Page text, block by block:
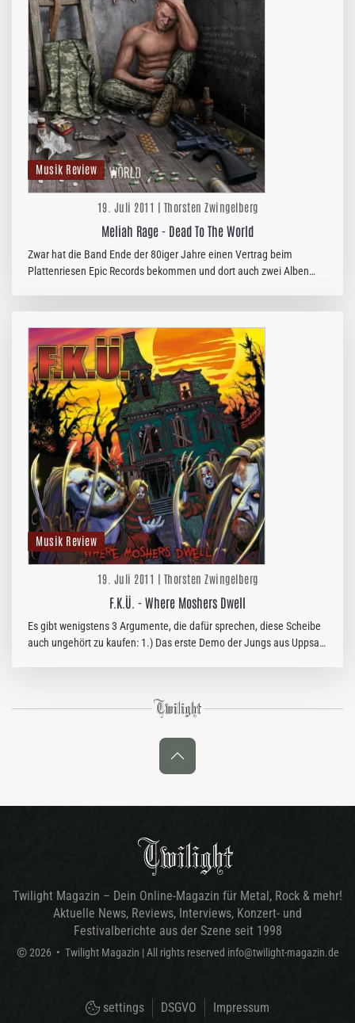
Musik Review
19. Juli 2011 | Thorsten Zwingelberg
Meliah Rage - Dead To The World
Zwar hat die Band Ende der 80iger Jahre einen Vertrag beim
Plattenriesen Epic Records bekommen und dort auch zwei Alben
Musik Review
19. Juli 2011 | Thorsten Zwingelberg
F.K.Ü. - Where Moshers Dwell
Es gibt wenigstens 3 Argumente, die dafür sprechen, diese Scheibe
auch ungehört zu kaufen: 1.) Das erste Demo der Jungs aus Uppsala
Twilight Magazin – Dein Online-Magazin für Metal, Rock & mehr!
Aktuelle News, Reviews, Interviews, Konzert- und
Festivalberichte aus der Szene seit 1998
© 2026 • Twilight Magazin | All rights reserved info@twilight-magazin.de
settings DSGVO Impressum